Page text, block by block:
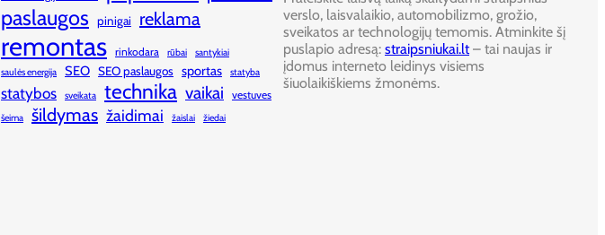
paslaugos pinigai reklama
remontas rinkodara rūbai
santykiai
saulės energija
SEO SEO paslaugos sportas statyba
statybos sveikata technika vaikai vestuves
šeima šildymas žaidimai žaislai žiedai
verslo, laisvalaikio, automobilizmo, grožio,
sveikatos ar technologijų temomis. Atminkite šį
puslapio adresą: straipsniukai.lt– tai naujas ir
įdomus interneto leidinys visiems
šiuolaikiškiems žmonėms.